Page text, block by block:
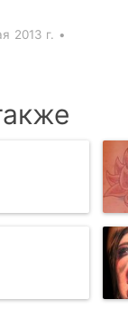
2013 г.